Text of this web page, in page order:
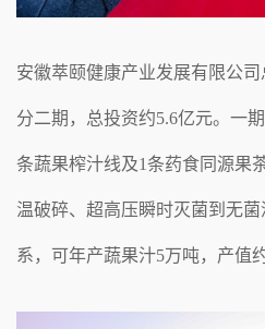
安徽萃颐健康产业发展有限公司
分二期，总投资约5.6亿元。一
条蔬果榨汁线及1条药食同源果
温破碎、超高压瞬时灭菌到无
系，可年产蔬果汁5万吨，产值